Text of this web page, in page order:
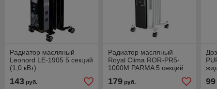
Радиатор масляный
Leonord LE-1905 5 секций
(1,0 кВт)
143 руб.
Радиатор масляный
Royal Clima ROR-PR5-
1000M PARMA 5 секций
179руб. 99